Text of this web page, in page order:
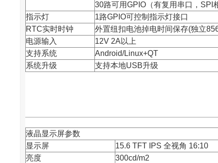
30路可用GPIO（有复用串口，SPI
指示灯
1路GPIO可控制指示灯接口
RTC实时时钟
外置纽扣电池掉电时间保存(独立
电源输入
12V 2A以上
支持系统
Android/Linux+QT
系统升级
支持本地USB升级
液晶显示屏参数
显示屏
15.6 TFT IPS 全视角 16:10
亮度
300cd/m2